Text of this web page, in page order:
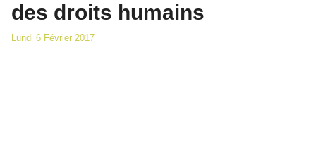
des droits humains
Lundi 6 Février 2017